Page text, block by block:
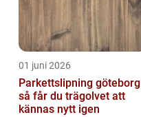
01 juni 2026
Parkettslipning göteborg
så får du trägolvet att
kännas nytt igen